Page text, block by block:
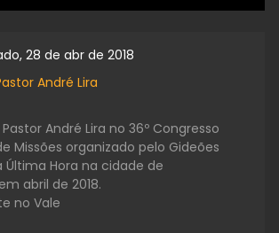
28 de abr de 2018
André Lira
André Lira no 36º Congresso
Missões organizado pelo Gideões
Última Hora na cidade de
abril de 2018.
no Vale